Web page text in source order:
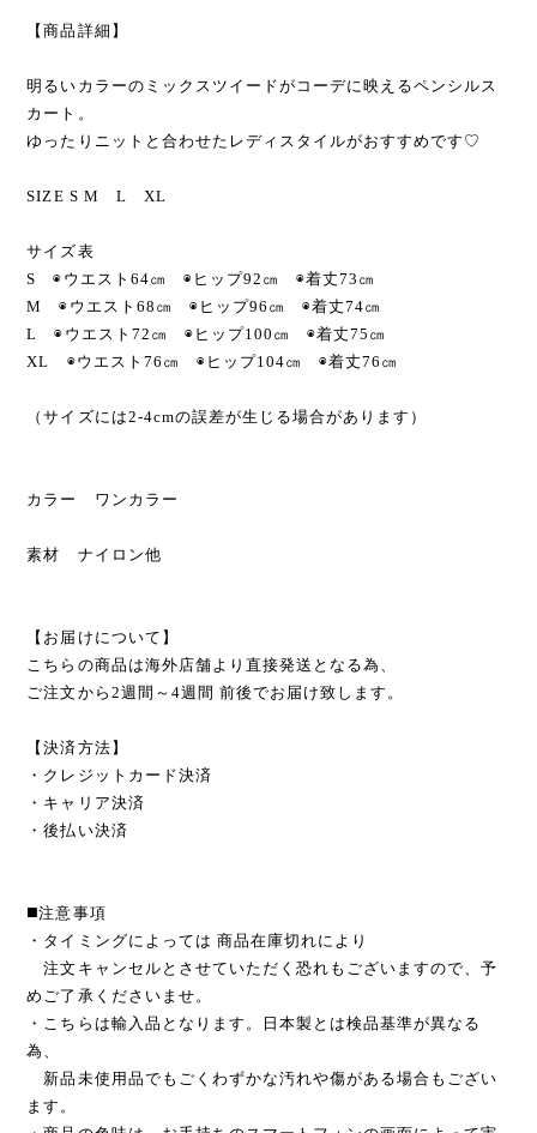
【商品詳細】
明るいカラーのミックスツイードがコーデに映えるペンシルス
カート。
ゆったりニットと合わせたレディスタイルがおすすめです♡
SIZE S M L XL
サイズ表
S ◉ウエスト64㎝ ◉ヒップ92㎝ ◉着丈73㎝
M ◉ウエスト68㎝ ◉ヒップ96㎝ ◉着丈74㎝
L ◉ウエスト72㎝ ◉ヒップ100㎝ ◉着丈75㎝
XL ◉ウエスト76㎝ ◉ヒップ104㎝ ◉着丈76㎝
（サイズには2-4cmの誤差が生じる場合があります）
カラー ワンカラー
素材 ナイロン他
【お届けについて】
こちらの商品は海外店舗より直接発送となる為、
ご注文から2週間～4週間 前後でお届け致します。
【決済方法】
・クレジットカード決済
・キャリア決済
・後払い決済
◼️注意事項
・タイミングによっては 商品在庫切れにより
注文キャンセルとさせていただく恐れもございますので、予
めご了承くださいませ。
・こちらは輸入品となります。日本製とは検品基準が異なる
為、
新品未使用品でもごくわずかな汚れや傷がある場合もござい
ます。